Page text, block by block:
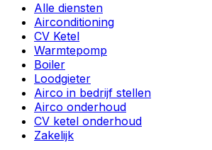
Alle diensten
Airconditioning
CV Ketel
Warmtepomp
Boiler
Loodgieter
Airco in bedrijf stellen
Airco onderhoud
CV ketel onderhoud
Zakelijk